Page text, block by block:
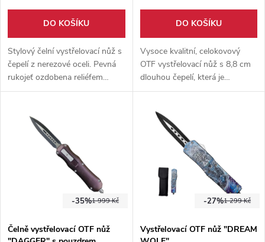
DO KOŠÍKU
Stylový čelní vystřelovací nůž s
čepelí z nerezové oceli. Pevná
rukojeť ozdobena reliéfem
vyobrazujícím vlka. Pevné
balení.
DO KOŠÍKU
Vysoce kvalitní, celokovový
OTF vystřelovací nůž s 8,8 cm
dlouhou čepelí, která je
oboustranně ostřená. Nerezová
Nylonové pouzdro na opasek.
1 999 Kč
-35%
Čelně vystřelovací OTF nůž
1 299 Kč
-27%
Vystřelovací OTF nůž "DREAM